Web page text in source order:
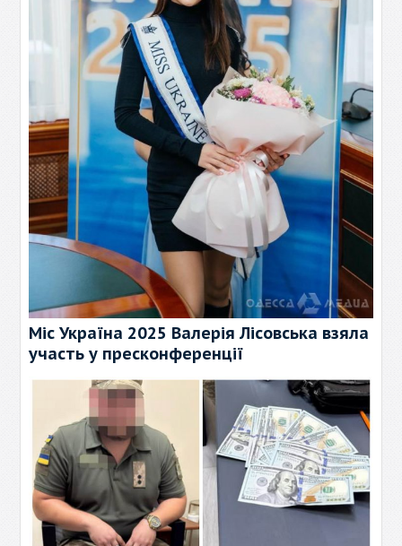
Міс Україна 2025 Валерія Лісовська взяла
участь у пресконференції